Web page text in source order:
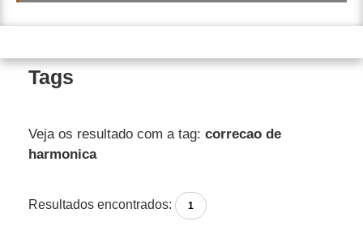
Tags
Veja os resultado com a tag: correcao de
harmonica
Resultados encontrados: 1